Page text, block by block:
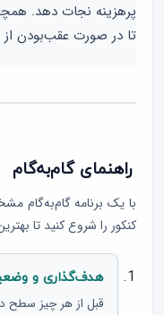
تا در صورت عقب‌بودن از
راهنمای گام‌به‌گام
با یک برنامه گام‌به‌گام
کنکور را شروع کنید تا
هدف‌گذاری و
قبل از هر چیز سطح